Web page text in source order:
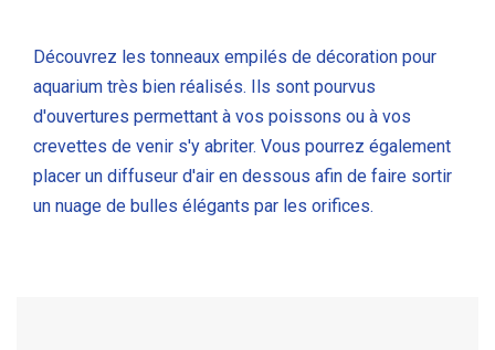
Découvrez les tonneaux empilés de décoration pour
aquarium très bien réalisés. Ils sont pourvus
d'ouvertures permettant à vos poissons ou à vos
crevettes de venir s'y abriter. Vous pourrez également
placer un diffuseur d'air en dessous afin de faire sortir
un nuage de bulles élégants par les orifices.